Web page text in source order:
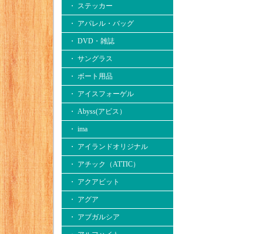
・ ステッカー
・ アパレル・バッグ
・ DVD・雑誌
・ サングラス
・ ボート用品
・ アイスフォーゲル
・ Abyss(アビス）
・ ima
・ アイランドオリジナル
・ アチック（ATTIC）
・ アクアビット
・ アグア
・ アブガルシア